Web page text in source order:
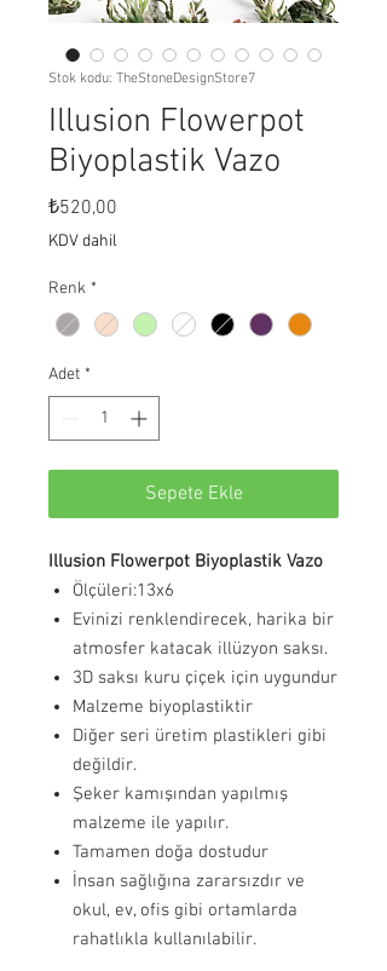
Stok kodu: TheStoneDesignStore7
Illusion Flowerpot
Biyoplastik Vazo
₺520,00
KDV dahil
Renk *
Adet *
Sepete Ekle
Illusion Flowerpot Biyoplastik Vazo
Ölçüleri:13x6
Evinizi renklendirecek, harika bir
atmosfer katacak illüzyon saksı.
3D saksı kuru çiçek için uygundur
Malzeme biyoplastiktir
Diğer seri üretim plastikleri gibi
değildir.
Şeker kamışından yapılmış
malzeme ile yapılır.
Tamamen doğa dostudur
İnsan sağlığına zararsızdır ve
okul, ev, ofis gibi ortamlarda
rahatlıkla kullanılabilir.